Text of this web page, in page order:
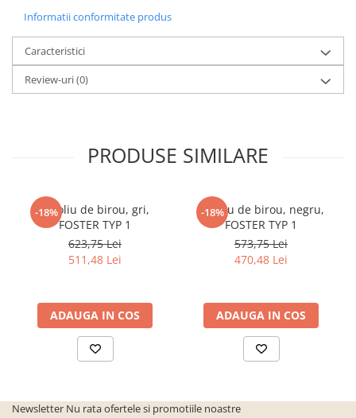
Banci pentru asteptare
Colectia casmir -seturi
cuiere/mobila hol Rai casmir
Pantofare Hol
Birouri
Birouri pe colt
Canapele birou
Mese birou
rafturi/etajere carti
Scaune Birou
Seturi mobilier birou complet
Informatii conformitate produs
Caracteristici
Review-uri(0)
PRODUSE SIMILARE
-18%
Fotoliu de birou, gri,
FOSTER TYP 1
623,75 Lei
511,48 Lei
ADAUGA IN COS
-18%
Fotoliu de birou, negru,
FOSTER TYP 1
573,75 Lei
470,48 Lei
ADAUGA IN COS
Newsletter Nu rata ofertele si promotiile noastre